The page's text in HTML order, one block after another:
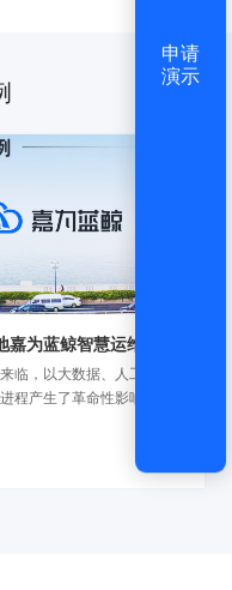
嘉为蓝鲸智慧运维平台
临，以大数据、人工智能、
程产生了革命性影响，广州
，提高公交运营效率和服务
申请
演示